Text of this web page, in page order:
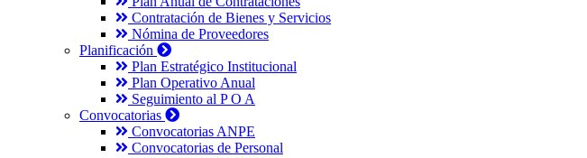
Contratación de Bienes y Servicios
Nómina de Proveedores
Planificación
Plan Estratégico Institucional
Plan Operativo Anual
Seguimiento al P O A
Convocatorias
Convocatorias ANPE
Convocatorias de Personal